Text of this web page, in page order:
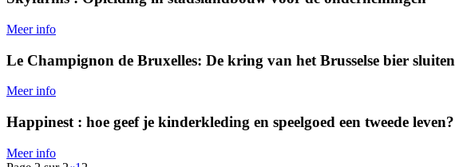
Meer info
Le Champignon de Bruxelles: De kring van het Brusselse bier sluiten
Meer info
Happinest : hoe geef je kinderkleding en speelgoed een tweede leven?
Meer info